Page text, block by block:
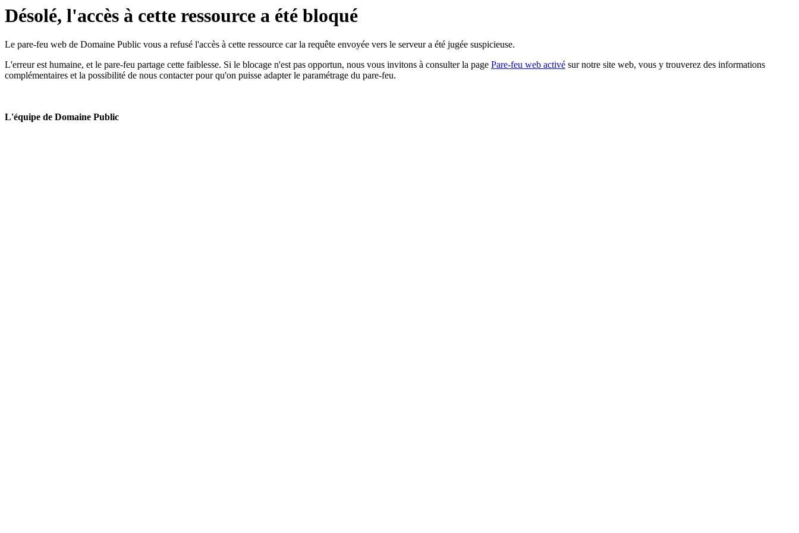
Désolé, l'accès à cette ressource a été bloqué
Le pare-feu web de Domaine Public vous a refusé l'accès à cette ressource car la requête envoyée vers le serveur a été jugée suspicieuse.
L'erreur est humaine, et le pare-feu partage cette faiblesse. Si le blocage n'est pas opportun, nous vous invitons à consulter la page Pare-feu web activé sur notre site web, vous y trouverez des informations
complémentaires et la possibilité de nous contacter pour qu'on puisse adapter le paramétrage du pare-feu.
L'équipe de Domaine Public